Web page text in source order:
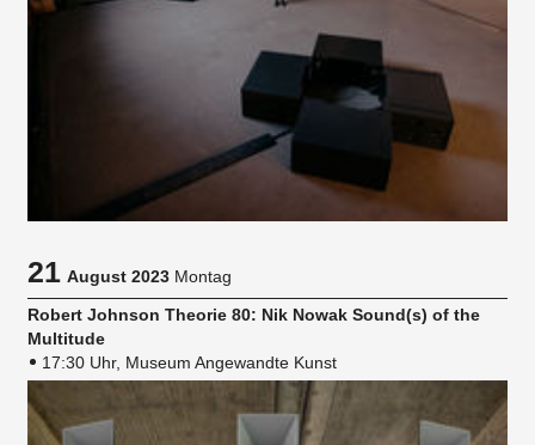
21August 2023 Montag
Robert Johnson Theorie 80: Nik Nowak Sound(s) of the
Multitude
17:30 Uhr, Museum Angewandte Kunst